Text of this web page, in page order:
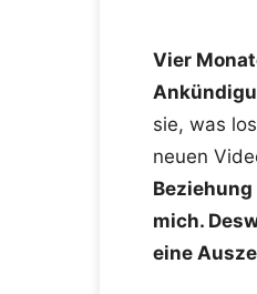
Vier
sie, was
neuen
mich.
eine